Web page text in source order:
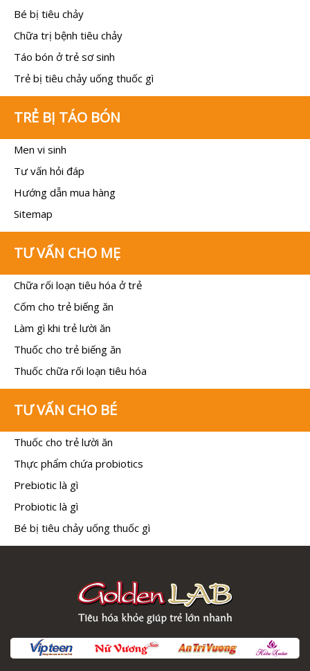
Bé bị tiêu chảy
Chữa trị bệnh tiêu chảy
Táo bón ở trẻ sơ sinh
Trẻ bị tiêu chảy uống thuốc gì
TRẺ BỊ TÁO BÓN
Men vi sinh
Tư vấn hỏi đáp
Hướng dẫn mua hàng
Sitemap
TƯ VẤN CHO MẸ
Chữa rối loạn tiêu hóa ở trẻ
Cốm cho trẻ biếng ăn
Làm gì khi trẻ lười ăn
Thuốc cho trẻ biếng ăn
Thuốc chữa rối loạn tiêu hóa
TƯ VẤN CHO BÉ
Thuốc cho trẻ lười ăn
Thực phẩm chứa probiotics
Prebiotic là gì
Probiotic là gì
Bé bị tiêu chảy uống thuốc gì